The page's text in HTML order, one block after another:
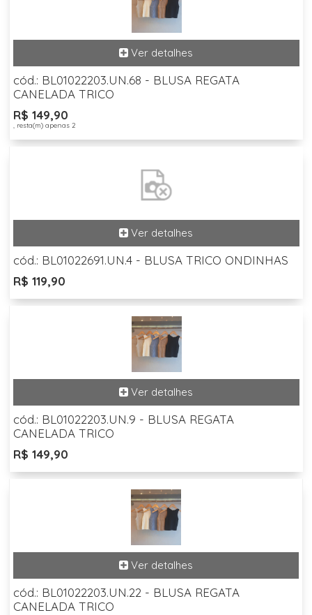
cód.: BL01022203.UN.68 - BLUSA REGATA
CANELADA TRICO
R$ 149,90
, resta(m) apenas 2
cód.: BL01022691.UN.4 - BLUSA TRICO ONDINHAS
R$ 119,90
cód.: BL01022203.UN.9 - BLUSA REGATA
CANELADA TRICO
R$ 149,90
cód.: BL01022203.UN.22 - BLUSA REGATA
CANELADA TRICO